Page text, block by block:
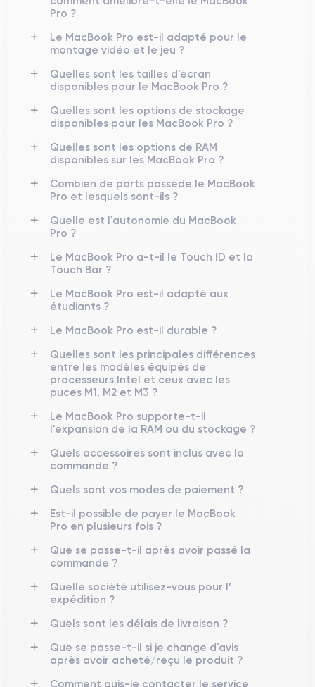
Pro ?
Le MacBook Pro est-il adapté pour le
montage vidéo et le jeu ?
Quelles sont les tailles d'écran
disponibles pour le MacBook Pro ?
Quelles sont les options de stockage
disponibles pour les MacBook Pro ?
Quelles sont les options de RAM
disponibles sur les MacBook Pro ?
Combien de ports possède le MacBook
Pro et lesquels sont-ils ?
Quelle est l'autonomie du MacBook
Pro ?
Le MacBook Pro a-t-il le Touch ID et la
Touch Bar ?
Le MacBook Pro est-il adapté aux
étudiants ?
Le MacBook Pro est-il durable ?
Quelles sont les principales différences
entre les modèles équipés de
processeurs Intel et ceux avec les
puces M1, M2 et M3 ?
Le MacBook Pro supporte-t-il
l'expansion de la RAM ou du stockage ?
Quels accessoires sont inclus avec la
commande ?
Quels sont vos modes de paiement ?
Est-il possible de payer le MacBook
Pro en plusieurs fois ?
Que se passe-t-il après avoir passé la
commande ?
Quelle société utilisez-vous pour l’
expédition ?
Quels sont les délais de livraison ?
Que se passe-t-il si je change d'avis
après avoir acheté/reçu le produit ?
Comment puis-je contacter le service